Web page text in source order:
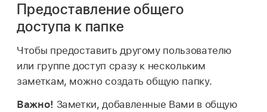
Предоставление общего
доступа к папке
Чтобы предоставить другому пользователю
или группе доступ сразу к нескольким
заметкам, можно создать общую папку.
Важно! Заметки, добавленные Вами в общую